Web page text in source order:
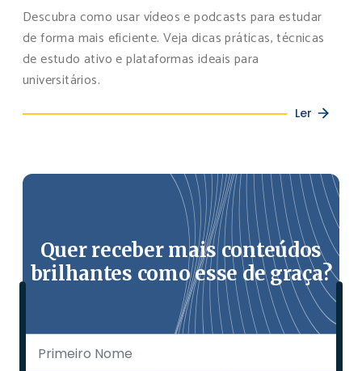
Descubra como usar vídeos e podcasts para estudar
de forma mais eficiente. Veja dicas práticas, técnicas
de estudo ativo e plataformas ideais para
universitários.
Ler
Quer receber mais conteúdos
brilhantes como esse de graça?